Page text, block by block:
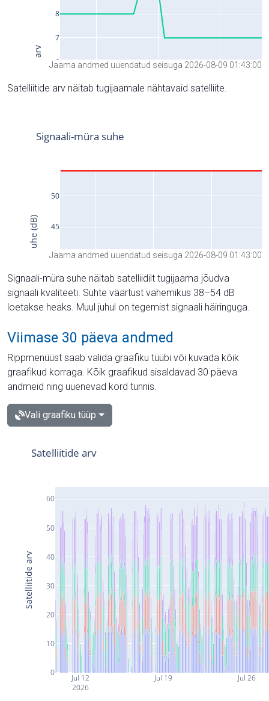
Jaama andmed uuendatud seisuga 2026-08-09 01:43:00
Satelliitide arv näitab tugijaamale nähtavaid satelliite.
Jaama andmed uuendatud seisuga 2026-08-09 01:43:00
Signaali-müra suhe näitab satelliidilt tugijaama jõudva
signaali kvaliteeti. Suhte väärtust vahemikus 38–54 dB
loetakse heaks. Muul juhul on tegemist signaali häiringuga.
Viimase 30 päeva andmed
Rippmenüüst saab valida graafiku tüübi või kuvada kõik
graafikud korraga. Kõik graafikud sisaldavad 30 päeva
andmeid ning uuenevad kord tunnis.
Vali graafiku tüüp
Jul 12
2026
Jul 19 Jul 26
0
10
20
30
40
50
60
Satelliitide arv
Satelliitide arv